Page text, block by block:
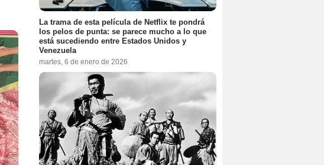
La trama de esta película de Netflix te pondrá
los pelos de punta: se parece mucho a lo que
está sucediendo entre Estados Unidos y
Venezuela
martes, 6 de enero de 2026